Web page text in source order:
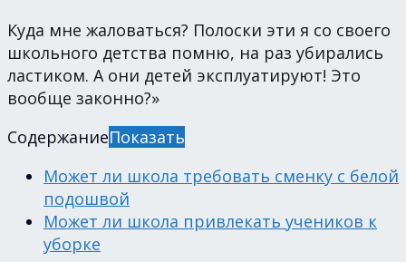
Куда мне жаловаться? Полоски эти я со своего
школьного детства помню, на раз убирались
ластиком. А они детей эксплуатируют! Это
вообще законно?»
СодержаниеПоказать
Может ли школа требовать сменку с белой
подошвой
Может ли школа привлекать учеников к
уборке